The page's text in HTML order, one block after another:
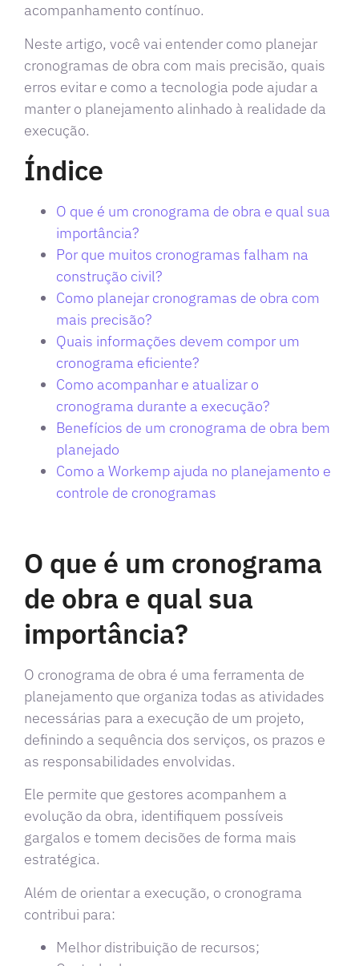
acompanhamento contínuo.
Neste artigo, você vai entender como planejar
cronogramas de obra com mais precisão, quais
erros evitar e como a tecnologia pode ajudar a
manter o planejamento alinhado à realidade da
execução.
Índice
O que é um cronograma de obra e qual sua
importância?
Por que muitos cronogramas falham na
construção civil?
Como planejar cronogramas de obra com
mais precisão?
Quais informações devem compor um
cronograma eficiente?
Como acompanhar e atualizar o
cronograma durante a execução?
Benefícios de um cronograma de obra bem
planejado
Como a Workemp ajuda no planejamento e
controle de cronogramas
O que é um cronograma
de obra e qual sua
importância?
O cronograma de obra é uma ferramenta de
planejamento que organiza todas as atividades
necessárias para a execução de um projeto,
definindo a sequência dos serviços, os prazos e
as responsabilidades envolvidas.
Ele permite que gestores acompanhem a
evolução da obra, identifiquem possíveis
gargalos e tomem decisões de forma mais
estratégica.
Além de orientar a execução, o cronograma
contribui para:
Melhor distribuição de recursos;